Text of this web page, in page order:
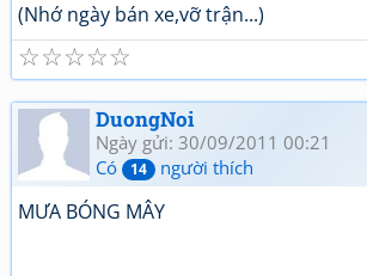
(Nhớ ngày bán xe,vỡ trận...)
☆
☆
☆
☆
☆
DuongNoi
Ngày gửi: 30/09/2011 00:21
Có
14 người thích
MƯA BÓNG MÂY